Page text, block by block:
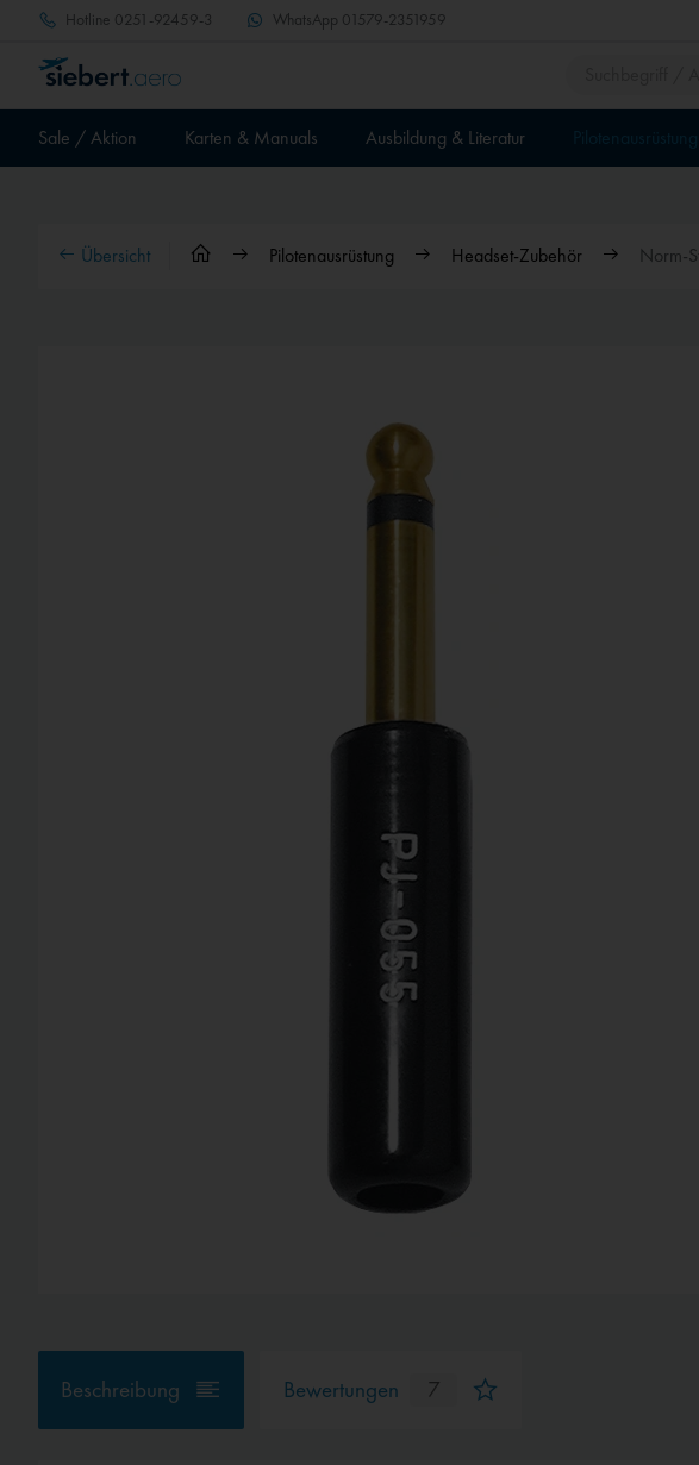
Hotline 0251-92459-3 WhatsApp 01579-2351959
Sale / Aktion Karten & Manuals Ausbildung & Literatur
Übersicht Pilotenausrüstung Headset-Zubehör Norm-
Beschreibung Bewertungen 7